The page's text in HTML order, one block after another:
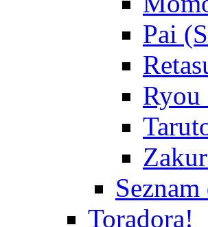
Pai
Toradora!